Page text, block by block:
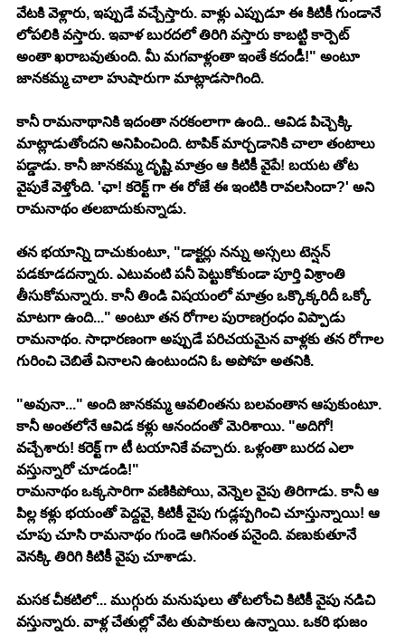
వేటకి వెళ్లారు, ఇప్పుడే వచ్చేస్తారు. వాళ్లు ఎప్పుడూ ఈ కిటికీ గుండానే
లోపలికి వస్తారు. ఇవాళ బురదలో తిరిగి వస్తారు కాబట్టి కార్పెట్
అంతా ఖరాబవుతుంది. మీ మగవాళ్లంతా ఇంతే కదండీ!" అంటూ
జానకమ్మ చాలా హుషారుగా మాట్లాడసాగింది.
కానీ రామనాథానికి ఇదంతా నరకంలాగా ఉంది.. ఆవిడ పిచ్చెక్కి
మాట్లాడుతోందని అనిపించింది. టాపిక్ మార్చడానికి చాలా తంటాలు
పడ్డాడు. కానీ జానకమ్మ దృష్టి మాత్రం ఆ కిటికీ వైపే! బయట తోట
వైపుకే వెళ్తోంది. 'ఛా! కరెక్ట్ గా ఈ రోజే ఈ ఇంటికి రావలసిందా?' అని
రామనాథం తలబాదుకున్నాడు.
తన భయాన్ని దాచుకుంటూ, "డాక్టర్లు నన్ను అస్సలు టెన్షన్
పడకూడదన్నారు. ఎటువంటి పనీ పెట్టుకోకుండా పూర్తి విశ్రాంతి
తీసుకోమన్నారు. కానీ తిండి విషయంలో మాత్రం ఒక్కొక్కరిదీ ఒక్కో
మాటగా ఉంది..." అంటూ తన రోగాల పురాణగ్రంధం విప్పాడు
రామనాథం. సాధారణంగా అప్పుడే పరిచయమైన వాళ్లకు తన రోగాల
గురించి చెబితే వినాలని ఉంటుందని ఓ అపోహ అతనికి.
"అవునా..." అంది జానకమ్మ ఆవలింతను బలవంతాన ఆపుకుంటూ.
కానీ అంతలోనే ఆవిడ కళ్లు ఆనందంతో మెరిశాయి. "అదిగో!
వచ్చేశారు! కరెక్ట్ గా టీ టయానికే వచ్చారు. ఒళ్లంతా బురద ఎలా
వస్తున్నారో చూడండి!"
రామనాథం ఒక్కసారిగా వణికిపోయి, వెన్నెల వైపు తిరిగాడు. కానీ ఆ
పిల్ల కళ్లు భయంతో పెద్దవై, కిటికీ వైపు గుడ్లప్పగించి చూస్తున్నాయి! ఆ
చూపు చూసి రామనాథం గుండె ఆగినంత పనైంది. వణుకుతూనే
వెనక్కి తిరిగి కిటికీ వైపు చూశాడు.
మసక చీకటిలో... ముగ్గురు మనుషులు తోటలోంచి కిటికీ వైపు నడిచి
వస్తున్నారు. వాళ్ల చేతుల్లో వేట తుపాకులు ఉన్నాయి. ఒకరి భుజం